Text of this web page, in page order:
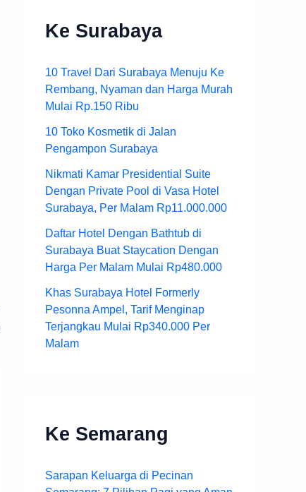
Ke Surabaya
10 Travel Dari Surabaya Menuju Ke
Rembang, Nyaman dan Harga Murah
Mulai Rp.150 Ribu
10 Toko Kosmetik di Jalan
Pengampon Surabaya
Nikmati Kamar Presidential Suite
Dengan Private Pool di Vasa Hotel
Surabaya, Per Malam Rp11.000.000
Daftar Hotel Dengan Bathtub di
Surabaya Buat Staycation Dengan
Harga Per Malam Mulai Rp480.000
Khas Surabaya Hotel Formerly
Pesonna Ampel, Tarif Menginap
Terjangkau Mulai Rp340.000 Per
Malam
Ke Semarang
Sarapan Keluarga di Pecinan